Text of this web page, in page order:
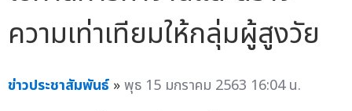
ความเท่าเทียมให้กลุ่มผู้สูงวัย
ข่าวประชาสัมพันธ์ »พุธ 15 มกราคม 2563 16:04 น.